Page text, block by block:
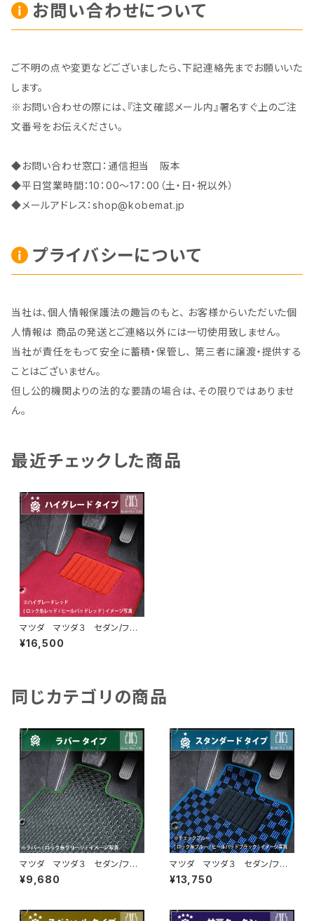
お問い合わせについて
ご不明の点や変更などございましたら、下記連絡先までお願いいた
します。
※お問い合わせの際には、『注文確認メール内』署名すぐ上のご注
文番号をお伝えください。
◆お問い合わせ窓口：通信担当 阪本
◆平日営業時間：10：00～17：00（土・日・祝以外）
◆メールアドレス：shop@kobemat.jp
プライバシーについて
当社は、個人情報保護法の趣旨のもと、 お客様からいただいた個
人情報は 商品の発送とご連絡以外には一切使用致しません。
当社が責任をもって安全に蓄積・保管し、 第三者に譲渡・提供する
ことはございません。
但し公的機関よりの法的な要請の場合は、その限りではありませ
ん。
最近チェックした商品
マツダ マツダ３ セダン/ファ
ストバック R1/5〜 BP系 フ
ロアマット一式 カーマット ハ
¥16,500
同じカテゴリの商品
マツダ マツダ３ セダン/ファ
ストバック R1/5〜 BP系 フ
ロアマット一式 カーマット 防
¥9,680
マツダ マツダ３ セダン/ファ
ストバック R1/5〜 BP系 フ
ロアマット一式 カーマット ス
¥13,750